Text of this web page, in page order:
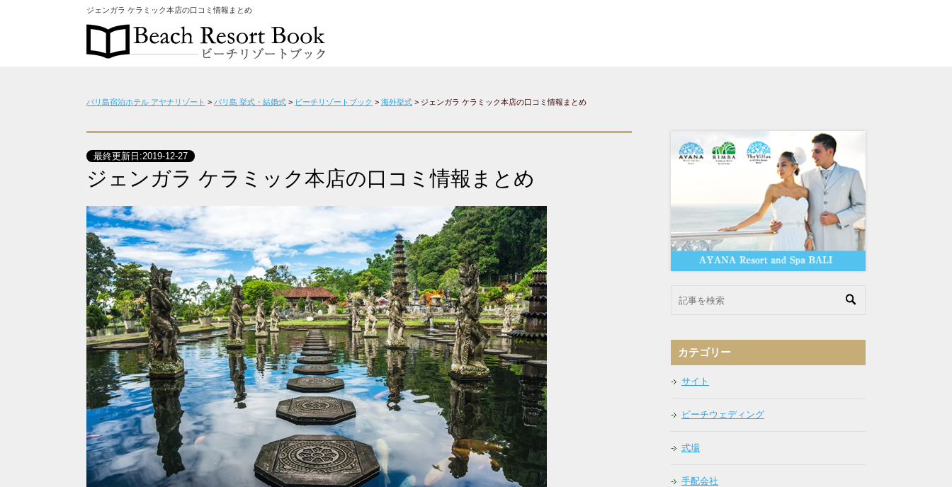
ジェンガラ ケラミック本店の口コミ情報まとめ
バリ島宿泊ホテル アヤナリゾート > バリ島 挙式・結婚式 > ビーチリゾートブック > 海外挙式 > ジェンガラ ケラミック本店の口コミ情報まとめ
最終更新日:2019-12-27
ジェンガラ ケラミック本店の口コミ情報まとめ
カテゴリー
サイト
ビーチウェディング
式場
手配会社